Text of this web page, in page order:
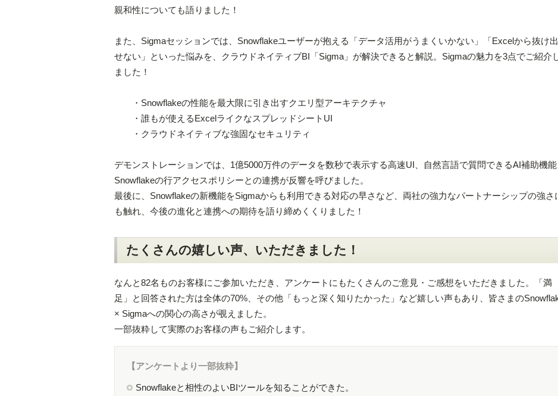
親和性についても語りました！
また、Sigmaセッションでは、Snowflakeユーザーが抱える「データ活用がうまくいかない」「Excelから抜け出
せない」といった悩みを、クラウドネイティブBI「Sigma」が解決できると解説。Sigmaの魅力を3点でご紹介
ました！
・Snowflakeの性能を最大限に引き出すクエリ型アーキテクチャ
・誰もが使えるExcelライクなスプレッドシートUI
・クラウドネイティブな強固なセキュリティ
デモンストレーションでは、1億5000万件のデータを数秒で表示する高速UI、自然言語で質問できるAI補助機能
Snowflakeの行アクセスポリシーとの連携が反響を呼びました。
最後に、Snowflakeの新機能をSigmaからも利用できる対応の早さなど、両社の強力なパートナーシップの強さ
も触れ、今後の進化と連携への期待を語り締めくくりました！
たくさんの嬉しい声、いただきました！
なんと82名ものお客様にご参加いただき、アンケートにもたくさんのご意見・ご感想をいただきました。「満
足」と回答された方は全体の70%、その他「もっと深く知りたかった」など嬉しい声もあり、皆さまの
× Sigmaへの関心の高さが覗えました。
一部抜粋して実際のお客様の声もご紹介します。
【アンケートより一部抜粋】
Snowflakeと相性のよいBIツールを知ることができた。